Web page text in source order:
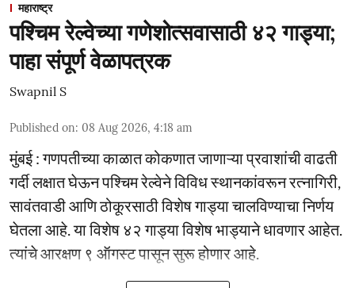
महाराष्ट्र
पश्चिम रेल्वेच्या गणेशोत्सवासाठी ४२ गाड्या;
पाहा संपूर्ण वेळापत्रक
Swapnil S
Published on: 08 Aug 2026, 4:18 am
मुंबई : गणपतीच्या काळात कोकणात जाणाऱ्या प्रवाशांची वाढती
गर्दी लक्षात घेऊन पश्चिम रेल्वेने विविध स्थानकांवरून रत्नागिरी,
सावंतवाडी आणि ठोकूरसाठी विशेष गाड्या चालविण्याचा निर्णय
घेतला आहे. या विशेष ४२ गाड्या विशेष भाड्याने धावणार आहेत.
त्यांचे आरक्षण ९ ऑगस्ट पासून सुरू होणार आहे.